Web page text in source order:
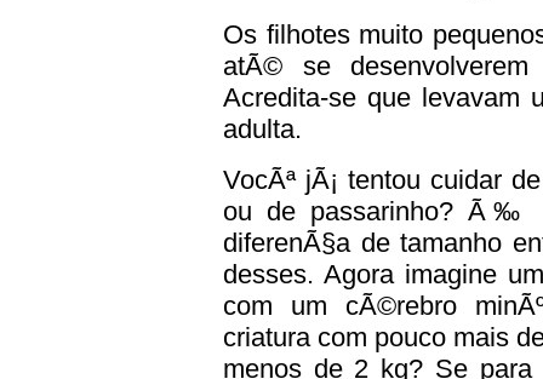
Os filhotes muito
atÃ© se
Acredita-se que levavam
adulta.
VocÃª jÃ¡ tentou cuidar
ou de passarinho? Ã‰
diferenÃ§a de tamanho
desses. Agora imagine
com um cÃ©rebro
criatura com pouco mais
menos de 2 kg? Se para